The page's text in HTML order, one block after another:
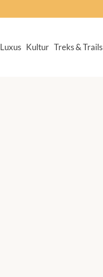
Luxus Kultur Treks & Trails